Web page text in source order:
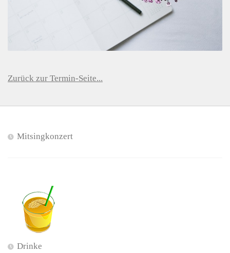
Zurück zur Termin-Seite...
Mitsingkonzert
Drinke